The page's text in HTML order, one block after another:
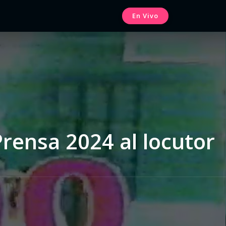
En Vivo
2024 al locutor